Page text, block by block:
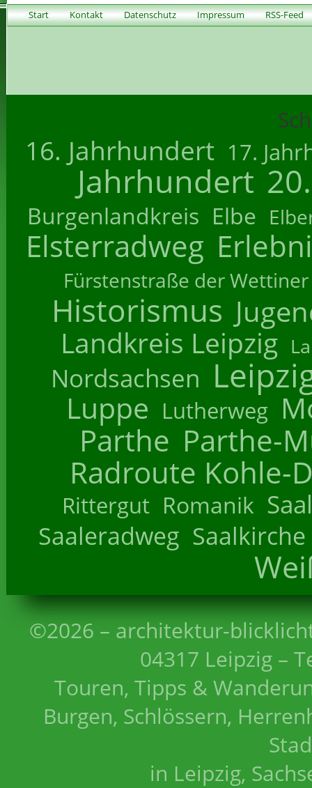
Start Kontakt Datenschutz Impressum RSS-Feed
16. Jahrhundert 17.
Jahrhundert
Burgenlandkreis Elbe
Elsterradweg
Fürstenstraße der Wettiner
Historismus
Landkreis Leipzig
Nordsachsen
Luppe Lutherweg
Parthe Parthe-
Radroute Kohle-
Rittergut Romanik
Saaleradweg Saalkirche
©2026 – architektur-
04317 Leipzig –
Touren, Tipps &
Burgen, Schlössern,
in Leipzig,